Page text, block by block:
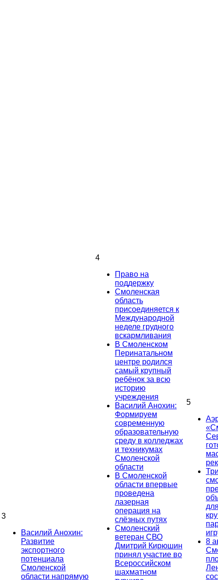
3
Василий Анохин:
Развитие
экспортного
потенциала
Смоленской
области напрямую
4
Право на
поддержку
Смоленская
область
присоединяется к
Международной
неделе грудного
вскармливания
В Смоленском
Перинатальном
центре родился
самый крупный
ребёнок за всю
историю
учреждения
Василий Анохин:
Формируем
современную
образовательную
среду в колледжах
и техникумах
Смоленской
области
В Смоленской
области впервые
проведена
лазерная
операция на
слёзных путях
Смоленский
ветеран СВО
Дмитрий Кирюшин
принял участие во
Всероссийском
шахматном
5
8